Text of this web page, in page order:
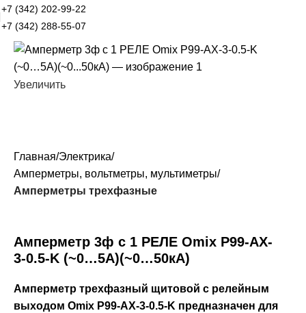
+7 (342) 202-99-22
+7 (342) 288-55-07
Увеличить
Главная Электрика
Амперметры, вольтметры, мультиметры
Амперметры трехфазные
Амперметр 3ф с 1 РЕЛЕ Omix P99-AX-
3-0.5-K (~0…5А)(~0…50кА)
Амперметр трехфазный щитовой с релейным
выходом Omix P99-AX-3-0.5-K предназначен для